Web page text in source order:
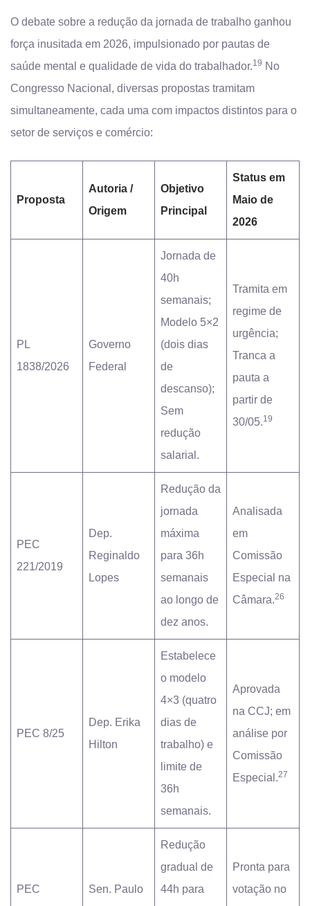
O debate sobre a redução da jornada de trabalho ganhou
força inusitada em 2026, impulsionado por pautas de
saúde mental e qualidade de vida do trabalhador.19 No
Congresso Nacional, diversas propostas tramitam
simultaneamente, cada uma com impactos distintos para o
setor de serviços e comércio:
Proposta
Autoria /
Origem
Objetivo
Principal
Status em
Maio de
2026
PL
1838/2026
Governo
Federal
Jornada de
40h
semanais;
Modelo 5×2
(dois dias
de
descanso);
Sem
redução
salarial.
Tramita em
regime de
urgência;
Tranca a
pauta a
partir de
30/05.19
PEC
221/2019
Dep.
Reginaldo
Lopes
Redução da
jornada
máxima
para 36h
semanais
ao longo de
dez anos.
Analisada
em
Comissão
Especial na
Câmara.26
PEC 8/25
Dep. Erika
Hilton
Estabelece
o modelo
4×3 (quatro
dias de
trabalho) e
limite de
36h
semanais.
Aprovada
na CCJ; em
análise por
Comissão
Especial.27
PEC
Sen. Paulo
Redução
gradual de
44h para
Pronta para
votação no